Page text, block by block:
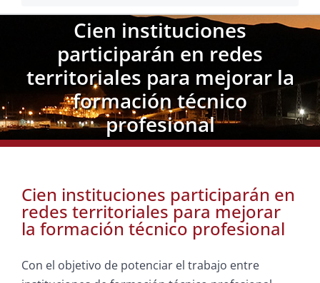
Documentos
Minería en Chile
Plataformas Digitales
Comunicaciones
Cien instituciones
participarán en redes
territoriales para mejorar la
formación técnico
profesional
Cien instituciones participarán en
redes territoriales para mejorar
la formación técnico profesional
Con el objetivo de potenciar el trabajo entre